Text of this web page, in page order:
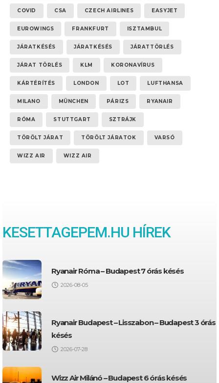
COVID CSA CZECH AIRLINES EASYJET
EUROWINGS FRANKFURT ISZTAMBUL
JÁRATKÉSÉS JÁRATKÉSÉS JÁRATTÖRLÉS
JÁRAT TÖRLÉS KLM KORONAVÍRUS
KÁRTÉRÍTÉS LONDON LOT LUFTHANSA
MILANO MÜNCHEN PÁRIZS RYANAIR
RÓMA STUTTGART SZTRÁJK
TÖRÖLT JÁRAT TÖRÖLT JÁRATOK VARSÓ
WIZZ AIR WIZZ AIR
KESETTAGEPEM.HU HÍREK
Ryanair Róma – Budapest 7 órás késés
2026-08-05
Ryanair Budapest – Lisszabon – Budapest 3 órás
késés
2026-07-28
Wizz Air Milánó – Budapest 6 órás késés